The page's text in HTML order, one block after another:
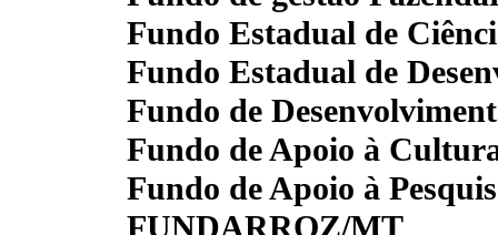
Fundo Estadual de
Fundo Estadual de
Fundo de
Fundo de Apoio à
Fundo de Apoio à
FUNDARROZ/MT